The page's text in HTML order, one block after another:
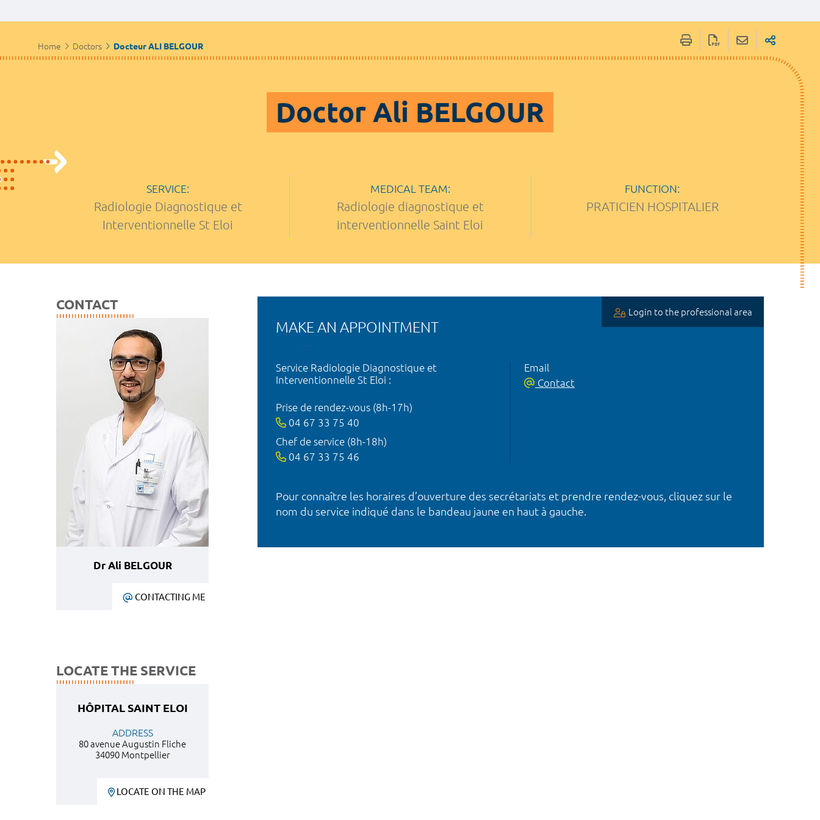
Home Doctors Docteur ALI BELGOUR
Doctor Ali BELGOUR
SERVICE:
Radiologie Diagnostique et
Interventionnelle St Eloi
MEDICAL TEAM:
Radiologie diagnostique et
interventionnelle Saint Eloi
FUNCTION:
PRATICIEN HOSPITALIER
CONTACT
Dr Ali BELGOUR
CONTACTING ME
LOCATE THE SERVICE
HÔPITAL SAINT ELOI
ADDRESS
80 avenue Augustin Fliche
34090 Montpellier
LOCATE ON THE MAP
MAKE AN APPOINTMENT
Login to the professional area
Service Radiologie Diagnostique et
Interventionnelle St Eloi :
Prise de rendez-vous (8h-17h)
04 67 33 75 40
Chef de service (8h-18h)
04 67 33 75 46
Email
Contact
Pour connaître les horaires d’ouverture des secrétariats et prendre rendez-vous, cliquez sur le
nom du service indiqué dans le bandeau jaune en haut à gauche.